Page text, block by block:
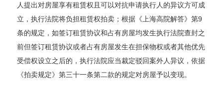
人提出对房屋享有租赁权且可以对抗申请执行人的异议方可成
立，执行法院将负担租赁权拍卖；根据《上海高院解答》第9
条的规定，如签订租赁协议和占有房屋均发生执行法院查封之
前但签订租赁协议或者占有房屋发生在担保物权或者其他优先
受偿权设立之后的，执行法院应当裁定驳回案外人异议，依据
《拍卖规定》第三十一条第二款的规定对房屋予以变现。